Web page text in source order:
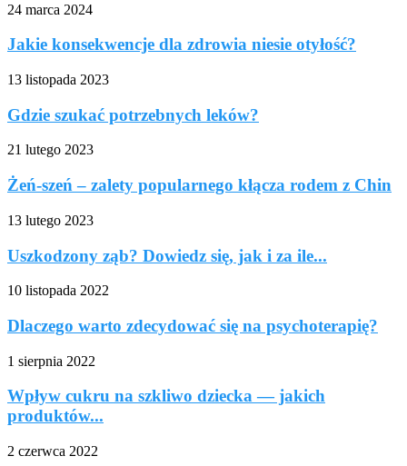
24 marca 2024
Jakie konsekwencje dla zdrowia niesie otyłość?
13 listopada 2023
Gdzie szukać potrzebnych leków?
21 lutego 2023
Żeń-szeń – zalety popularnego kłącza rodem z Chin
13 lutego 2023
Uszkodzony ząb? Dowiedz się, jak i za ile...
10 listopada 2022
Dlaczego warto zdecydować się na psychoterapię?
1 sierpnia 2022
Wpływ cukru na szkliwo dziecka — jakich
produktów...
2 czerwca 2022